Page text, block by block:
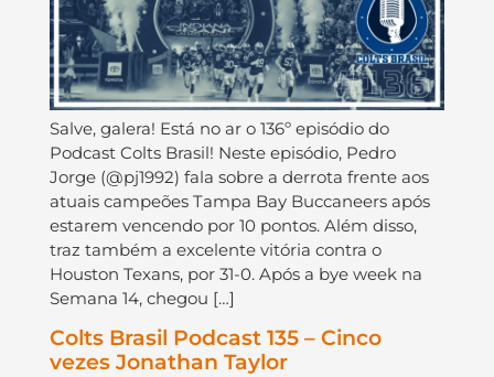
Salve, galera! Está no ar o 136º episódio do
Podcast Colts Brasil! Neste episódio, Pedro
Jorge (@pj1992) fala sobre a derrota frente aos
atuais campeões Tampa Bay Buccaneers após
estarem vencendo por 10 pontos. Além disso,
traz também a excelente vitória contra o
Houston Texans, por 31-0. Após a bye week na
Semana 14, chegou […]
Colts Brasil Podcast 135 – Cinco
vezes Jonathan Taylor